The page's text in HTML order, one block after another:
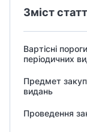
Зміст
Вартісні
періодичних
Предмет
видань
Проведення